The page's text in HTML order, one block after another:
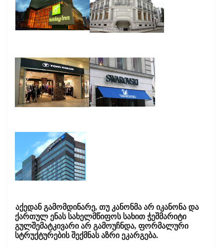
აქედან გამომდინარე, თუ კანონმა არ იკანონა და
ქართულ ენას სახელმწიფოს სახით ჭეშმარიტი
გულშემატკივარი არ გამოუჩნდა, ფორმალური
სტრუქტურების შექმნას აზრი ეკარგება.